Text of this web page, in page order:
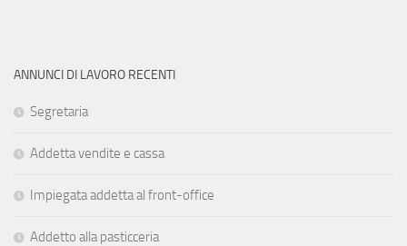
ANNUNCI DI LAVORO RECENTI
Segretaria
Addetta vendite e cassa
Impiegata addetta al front-office
Addetto alla pasticceria